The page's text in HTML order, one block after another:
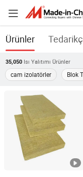
Ürünler
35,050 Isı Yalıtımı Ürünler
cam izolatörler Blok
Guangdong
Guangdong, China